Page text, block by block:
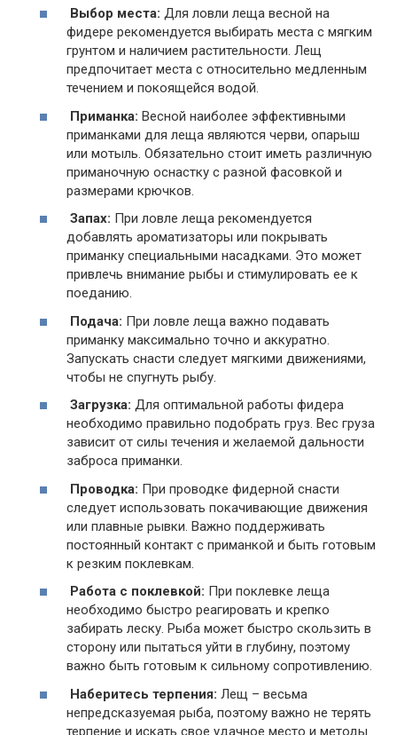
Выбор места: Для ловли леща весной на
фидере рекомендуется выбирать места с мягким
грунтом и наличием растительности. Лещ
предпочитает места с относительно медленным
течением и покоящейся водой.
Приманка: Весной наиболее эффективными
приманками для леща являются черви, опарыш
или мотыль. Обязательно стоит иметь различную
приманочную оснастку с разной фасовкой и
размерами крючков.
Запах: При ловле леща рекомендуется
добавлять ароматизаторы или покрывать
приманку специальными насадками. Это может
привлечь внимание рыбы и стимулировать ее к
поеданию.
Подача: При ловле леща важно подавать
приманку максимально точно и аккуратно.
Запускать снасти следует мягкими движениями,
чтобы не спугнуть рыбу.
Загрузка: Для оптимальной работы фидера
необходимо правильно подобрать груз. Вес груза
зависит от силы течения и желаемой дальности
заброса приманки.
Проводка: При проводке фидерной снасти
следует использовать покачивающие движения
или плавные рывки. Важно поддерживать
постоянный контакт с приманкой и быть готовым
к резким поклевкам.
Работа с поклевкой: При поклевке леща
необходимо быстро реагировать и крепко
забирать леску. Рыба может быстро скользить в
сторону или пытаться уйти в глубину, поэтому
важно быть готовым к сильному сопротивлению.
Наберитесь терпения: Лещ – весьма
непредсказуемая рыба, поэтому важно не терять
терпение и искать свое удачное место и методы